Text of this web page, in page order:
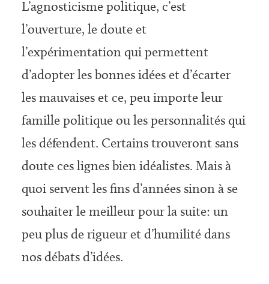
L’agnosticisme politique, c’est
l’ouverture, le doute et
l’expérimentation qui permettent
d’adopter les bonnes idées et d’écarter
les mauvaises et ce, peu importe leur
famille politique ou les personnalités qui
les défendent. Certains trouveront sans
doute ces lignes bien idéalistes. Mais à
quoi servent les fins d’années sinon à se
souhaiter le meilleur pour la suite: un
peu plus de rigueur et d’humilité dans
nos débats d’idées.